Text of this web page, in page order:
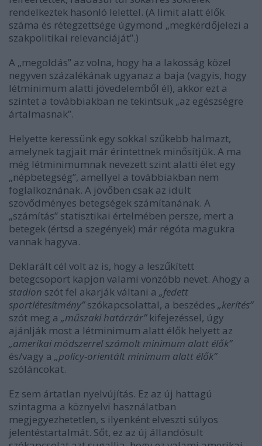
rendelkeztek hasonló lelettel. (A limit alatt élők
száma és rétegzettsége úgymond „megkérdőjelezi a
szakpolitikai relevanciáját”.)
A „megoldás” az volna, hogy ha a lakosság közel
negyven százalékának ugyanaz a baja (vagyis, hogy
létminimum alatti jövedelemből él), akkor ezt a
szintet a továbbiakban ne tekintsük „az egészségre
ártalmasnak”.
Helyette keressünk egy sokkal szűkebb halmazt,
amelynek tagjait már érintettnek minősítjük. A ma
még létminimumnak nevezett szint alatti élet egy
„népbetegség”, amellyel a továbbiakban nem
foglalkoznának. A jövőben csak az idült
szövődményes betegségek számítanának. A
„számítás” statisztikai értelmében persze, mert a
betegek (értsd a szegények) már régóta magukra
vannak hagyva.
Deklarált cél volt az is, hogy a leszűkített
betegcsoport kapjon valami vonzóbb nevet. Ahogy a
stadion szót fel akarják váltani a „fedett
sportlétesítmény”szókapcsolattal, a beszédes „kerítés”
szót meg a „műszaki határzár”kifejezéssel, úgy
ajánlják most a létminimum alatt élők helyett az
„amerikai módszerrel számolt minimum alatt élők”
és/vagy a „policy-orientált minimum alatt élők”
szóláncokat.
Ez sem ártatlan nyelvújítás. Ez az új hattagú
szintagma a köznyelvi használatban
megjegyezhetetlen, s ilyenként elveszti súlyos
jelentéstartalmát. Sőt, ez az új állandósult